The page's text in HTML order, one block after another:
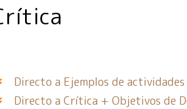
Crítica
Directo a Ejemplos de
Directo a Crítica + Objetivos de